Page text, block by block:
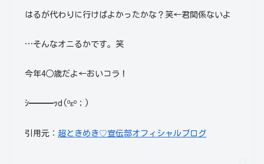
はるが代わりに行けばよかったかな？笑←君関係ないよ‪
…そんなオニるかです。笑
今年4○歳だよ←おいコラ！
ｼ━━━ｯd(ºεº；)
引用元： 超ときめき♡宣伝部オフィシャルブログ